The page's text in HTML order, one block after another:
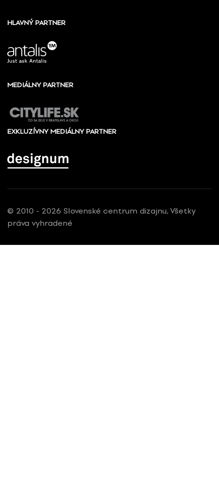
HLAVNÝ PARTNER
MEDIÁLNY PARTNER
EXKLUZÍVNY MEDIÁLNY PARTNER
© 2010 - 2026 Slovenské centrum dizajnu, Všetky
práva vyhradené